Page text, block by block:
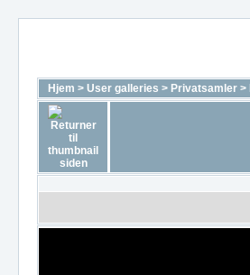
Hjem > User galleries > Privatsamler >